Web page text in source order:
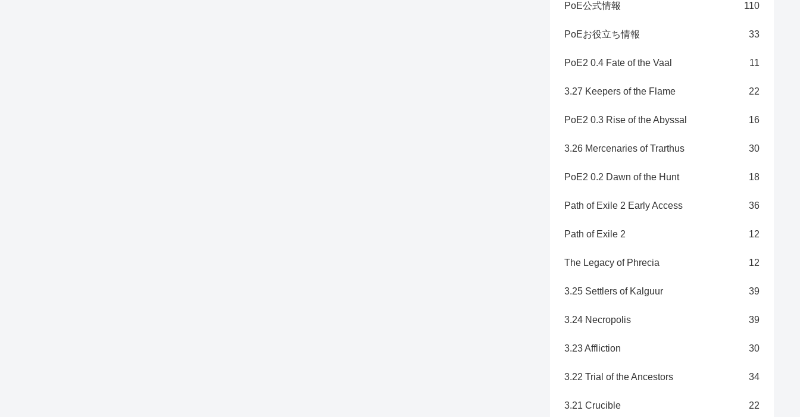
PoE公式情報 110
PoEお役立ち情報 33
PoE2 0.4 Fate of the Vaal 11
3.27 Keepers of the Flame 22
PoE2 0.3 Rise of the Abyssal 16
3.26 Mercenaries of Trarthus 30
PoE2 0.2 Dawn of the Hunt 18
Path of Exile 2 Early Access 36
Path of Exile 2 12
The Legacy of Phrecia 12
3.25 Settlers of Kalguur 39
3.24 Necropolis 39
3.23 Affliction 30
3.22 Trial of the Ancestors 34
3.21 Crucible 22